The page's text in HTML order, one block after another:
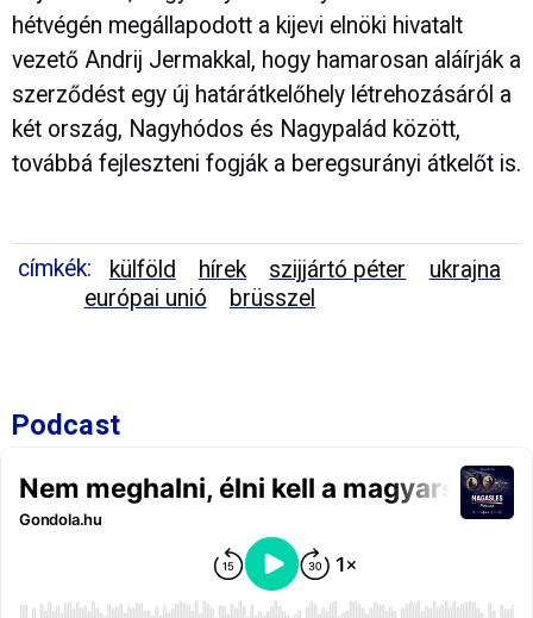
hétvégén megállapodott a kijevi elnöki hivatalt
vezető Andrij Jermakkal, hogy hamarosan aláírják a
szerződést egy új határátkelőhely létrehozásáról a
két ország, Nagyhódos és Nagypalád között,
továbbá fejleszteni fogják a beregsurányi átkelőt is.
címkék: külföld hírek szijjártó péter
ukrajna
európai unió
brüsszel
Podcast